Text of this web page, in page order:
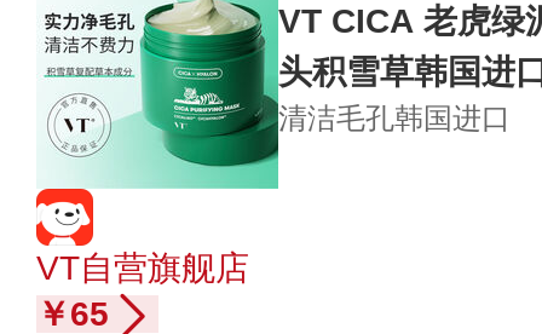
VT CICA 老虎绿
头积雪草韩国进
清洁毛孔韩国进口
VT自营旗舰店
￥65